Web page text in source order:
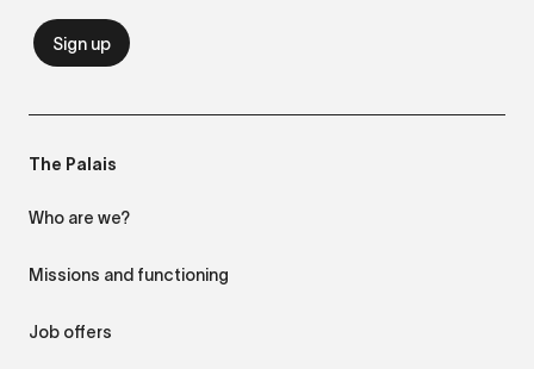
The Palais
Who are we?
Missions and functioning
Job offers